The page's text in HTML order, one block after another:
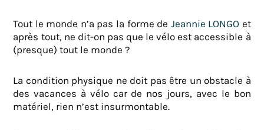
Tout le monde n’a pas la forme de Jeannie LONGO et
après tout, ne dit-on pas que le vélo est accessible à
(presque) tout le monde ?
La condition physique ne doit pas être un obstacle à
des vacances à vélo car de nos jours, avec le bon
matériel, rien n’est insurmontable.